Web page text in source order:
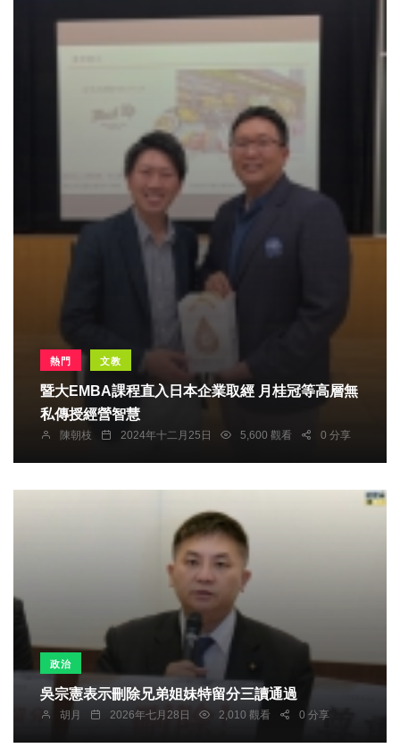
熱門 文教
暨大EMBA課程直入日本企業取經 月桂冠等高層無
私傳授經營智慧
陳朝枝 2024年十二月25日 5,600 觀看 0 分享
政治
吳宗憲表示刪除兄弟姐妹特留分三讀通過
胡月 2026年七月28日 2,010 觀看 0 分享